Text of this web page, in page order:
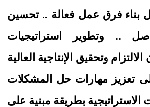
بناء فرق عمل فعالة .. تحسين
.. وتطوير استراتيجيات
وتحقيق الإنتاجية العالية
تعزيز مهارات حل المشكلات
الاستراتيجية بطريقة مبنية على